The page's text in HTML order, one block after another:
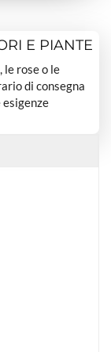
E PIANTE
le rose o le
di consegna
esigenze